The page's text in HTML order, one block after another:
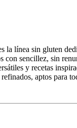
la línea sin gluten
con sencillez, sin
y recetas
aptos para